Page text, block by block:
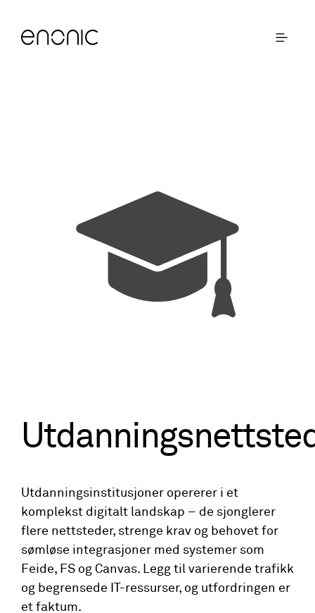
Utdanningsinstitusjoner opererer i et
komplekst digitalt landskap – de sjonglerer
flere nettsteder, strenge krav og behovet for
sømløse integrasjoner med systemer som
Feide, FS og Canvas. Legg til varierende trafikk
og begrensede IT-ressurser, og utfordringen er
et faktum.